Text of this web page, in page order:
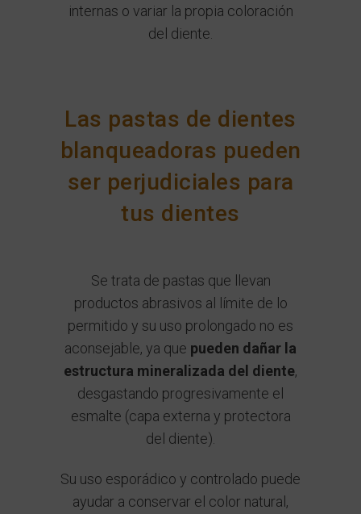
internas o variar la propia coloración
del diente.
Las pastas de dientes
blanqueadoras pueden
ser perjudiciales para
tus dientes
Se trata de pastas que llevan
productos abrasivos al límite de lo
permitido y su uso prolongado no es
aconsejable, ya que pueden dañar la
estructura mineralizada del diente,
desgastando progresivamente el
esmalte (capa externa y protectora
del diente).
Su uso esporádico y controlado puede
ayudar a conservar el color natural,